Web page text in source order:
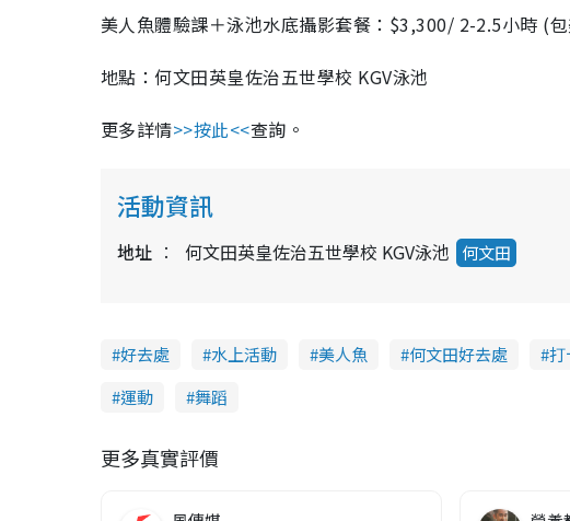
美人魚體驗課＋泳池水底攝影套餐：$3,300/ 2-2.5小時 (
地點：何文田英皇佐治五世學校 KGV泳池
更多詳情>>按此<<查詢。
活動資訊
地址 何文田英皇佐治五世學校 KGV泳池 何文田
好去處 水上活動 美人魚 何文田好去處 打
運動
舞蹈
更多真實評價